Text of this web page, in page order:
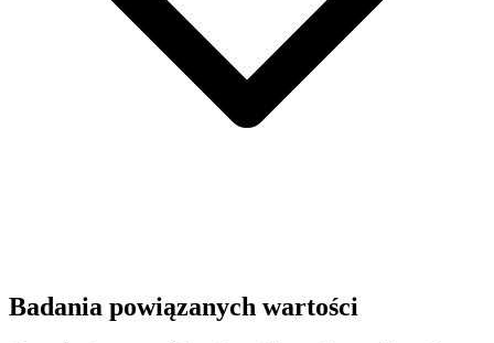
Badania powiązanych wartości